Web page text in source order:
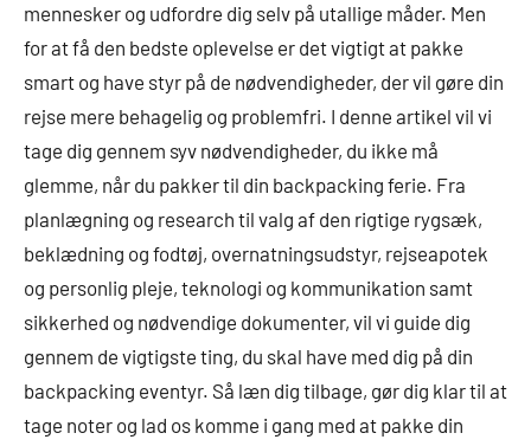
mennesker og udfordre dig selv på utallige måder. Men
for at få den bedste oplevelse er det vigtigt at pakke
smart og have styr på de nødvendigheder, der vil gøre din
rejse mere behagelig og problemfri. I denne artikel vil vi
tage dig gennem syv nødvendigheder, du ikke må
glemme, når du pakker til din backpacking ferie. Fra
planlægning og research til valg af den rigtige rygsæk,
beklædning og fodtøj, overnatningsudstyr, rejseapotek
og personlig pleje, teknologi og kommunikation samt
sikkerhed og nødvendige dokumenter, vil vi guide dig
gennem de vigtigste ting, du skal have med dig på din
backpacking eventyr. Så læn dig tilbage, gør dig klar til at
tage noter og lad os komme i gang med at pakke din